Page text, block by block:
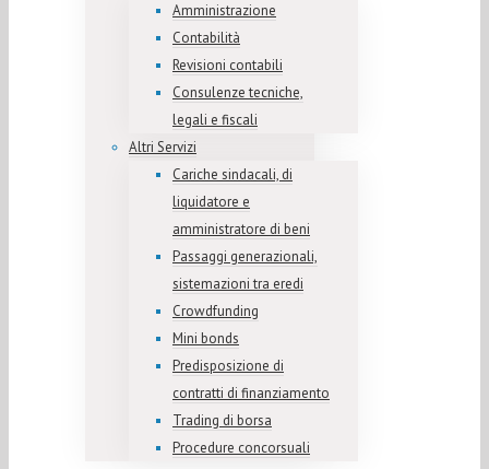
Amministrazione
Contabilità
Revisioni contabili
Consulenze tecniche,
legali e fiscali
Altri Servizi
Cariche sindacali, di
liquidatore e
amministratore di beni
Passaggi generazionali,
sistemazioni tra eredi
Crowdfunding
Mini bonds
Predisposizione di
contratti di finanziamento
Trading di borsa
Procedure concorsuali